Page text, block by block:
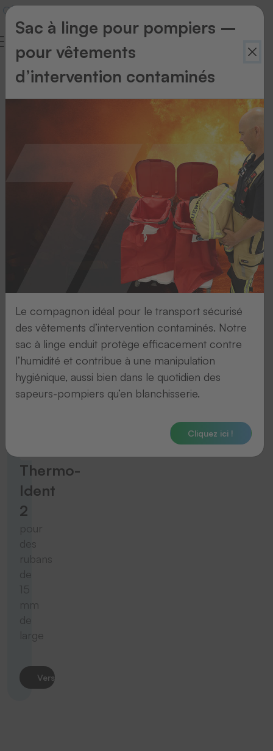
Thermo-
Ident
Thermo-
mm
de
large
Thermo-
Ident
2
pour
des
rubans
mm
large
Vers le produit
Sac à linge pour pompiers –
pour vêtements
d’intervention contaminés
Le compagnon idéal pour le transport sécurisé
des vêtements d’intervention contaminés. Notre
sac à linge enduit protège efficacement contre
l’humidité et contribue à une manipulation
hygiénique, aussi bien dans le quotidien des
sapeurs-pompiers qu’en blanchisserie.
Cliquez ici !